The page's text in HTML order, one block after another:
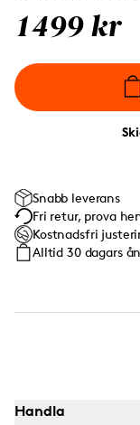
1499 kr
Snabb leverans
Fri retur, prova
Kostnadsfri
Alltid 30 dagars
Handla